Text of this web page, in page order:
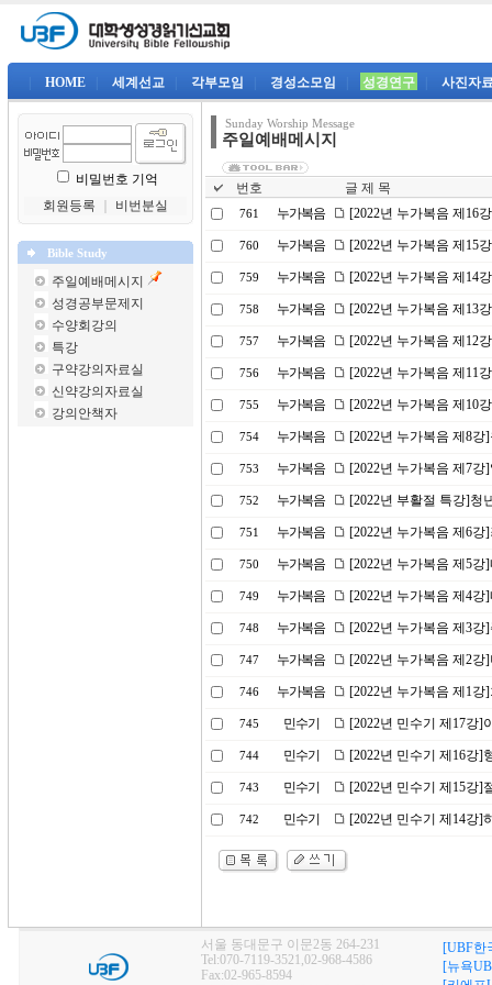
HOME 세계선교 각부모임 경성소모임 성경연구 사진자
비밀번호 기억
회원등록
비번분실
Bible Study
주일예배메시지
성경공부문제지
수양회강의
특강
구약강의자료실
신약강의자료실
강의안책자
Sunday Worship Message
주일예배메시지
번호 글 제 목
761 누가복음 [2022년 누가복음 제16
760 누가복음 [2022년 누가복음 제15
759 누가복음 [2022년 누가복음 제14
758 누가복음 [2022년 누가복음 제13
757 누가복음 [2022년 누가복음 제12
756 누가복음 [2022년 누가복음 제11
755 누가복음 [2022년 누가복음 제10
754 누가복음 [2022년 누가복음 제8
753 누가복음 [2022년 누가복음 제7
752 누가복음 [2022년 부활절 특강]청
751 누가복음 [2022년 누가복음 제6
750 누가복음 [2022년 누가복음 제5
749 누가복음 [2022년 누가복음 제4
748 누가복음 [2022년 누가복음 제3
747 누가복음 [2022년 누가복음 제2
746 누가복음 [2022년 누가복음 제1
745 민수기 [2022년 민수기 제17강]
744 민수기 [2022년 민수기 제16강]
743 민수기 [2022년 민수기 제15강]
742 민수기 [2022년 민수기 제14강]
서울 동대문구 이문2동 264-231
Tel:070-7119-3521,02-968-4586
Fax:02-965-8594
[UBF한
[뉴욕